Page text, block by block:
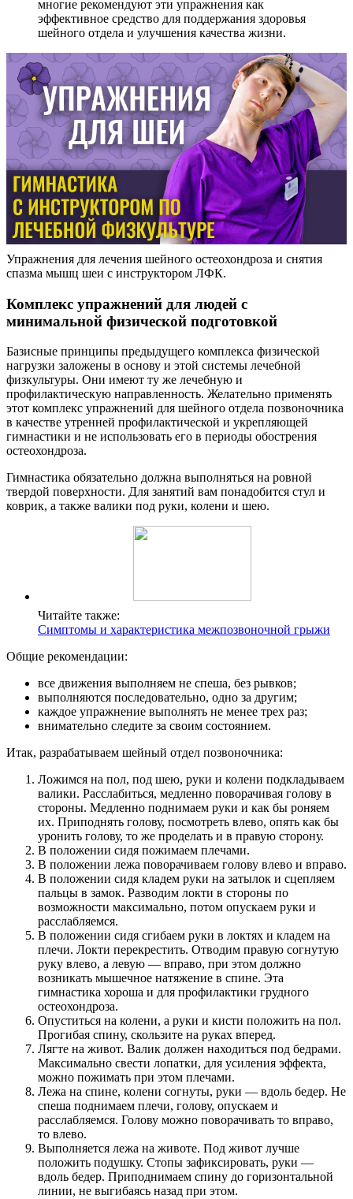
многие рекомендуют эти упражнения как
эффективное средство для поддержания здоровья
шейного отдела и улучшения качества жизни.
Упражнения для лечения шейного остеохондроза и снятия
спазма мышц шеи с инструктором ЛФК.
Комплекс упражнений для людей с
минимальной физической подготовкой
Базисные принципы предыдущего комплекса физической
нагрузки заложены в основу и этой системы лечебной
физкультуры. Они имеют ту же лечебную и
профилактическую направленность. Желательно применять
этот комплекс упражнений для шейного отдела позвоночника
в качестве утренней профилактической и укрепляющей
гимнастики и не использовать его в периоды обострения
остеохондроза.
Гимнастика обязательно должна выполняться на ровной
твердой поверхности. Для занятий вам понадобится стул и
коврик, а также валики под руки, колени и шею.
Читайте также:
Симптомы и характеристика межпозвоночной грыжи
Общие рекомендации:
все движения выполняем не спеша, без рывков;
выполняются последовательно, одно за другим;
каждое упражнение выполнять не менее трех раз;
внимательно следите за своим состоянием.
Итак, разрабатываем шейный отдел позвоночника:
Ложимся на пол, под шею, руки и колени подкладываем
валики. Расслабиться, медленно поворачивая голову в
стороны. Медленно поднимаем руки и как бы роняем
их. Приподнять голову, посмотреть влево, опять как бы
уронить голову, то же проделать и в правую сторону.
В положении сидя пожимаем плечами.
В положении лежа поворачиваем голову влево и вправо.
В положении сидя кладем руки на затылок и сцепляем
пальцы в замок. Разводим локти в стороны по
возможности максимально, потом опускаем руки и
расслабляемся.
В положении сидя сгибаем руки в локтях и кладем на
плечи. Локти перекрестить. Отводим правую согнутую
руку влево, а левую — вправо, при этом должно
возникать мышечное натяжение в спине. Эта
гимнастика хороша и для профилактики грудного
остеохондроза.
Опуститься на колени, а руки и кисти положить на пол.
Прогибая спину, скользите на руках вперед.
Лягте на живот. Валик должен находиться под бедрами.
Максимально свести лопатки, для усиления эффекта,
можно пожимать при этом плечами.
Лежа на спине, колени согнуты, руки — вдоль бедер. Не
спеша поднимаем плечи, голову, опускаем и
расслабляемся. Голову можно поворачивать то вправо,
то влево.
Выполняется лежа на животе. Под живот лучше
положить подушку. Стопы зафиксировать, руки —
вдоль бедер. Приподнимаем спину до горизонтальной
линии, не выгибаясь назад при этом.